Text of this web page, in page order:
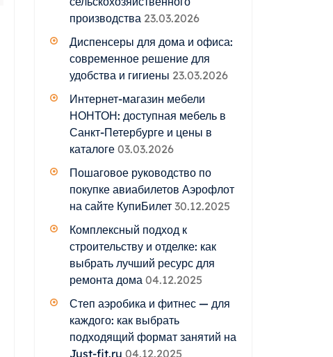
производства 23.03.2026
Диспенсеры для дома и офиса:
современное решение для
удобства и гигиены 23.03.2026
Интернет-магазин мебели
НОНТОН: доступная мебель в
Санкт-Петербурге и цены в
каталоге 03.03.2026
Пошаговое руководство по
покупке авиабилетов Аэрофлот
на сайте КупиБилет 30.12.2025
Комплексный подход к
строительству и отделке: как
выбрать лучший ресурс для
ремонта дома 04.12.2025
Степ аэробика и фитнес — для
каждого: как выбрать
подходящий формат занятий на
Just-fit.ru 04.12.2025